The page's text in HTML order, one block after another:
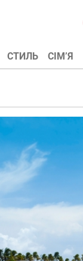
СТИЛЬ СІМ’Я